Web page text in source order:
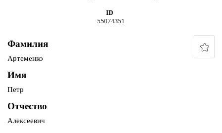
ID
55074351
Фамилия
Артеменко
Имя
Петр
Отчество
Алексеевич